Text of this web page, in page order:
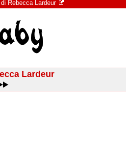
di Rebecca Lardeur
Lardeur